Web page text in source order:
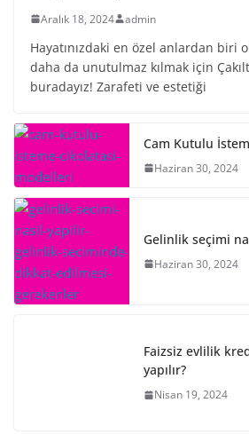
Aralık 18, 2024 admin
Hayatınızdaki en özel anlardan biri
daha da unutulmaz kılmak için
buradayız! Zarafeti ve estetiği
Cam Kutulu
Haziran 30, 2024
Gelinlik seçimi
Haziran 30, 2024
Faizsiz evlilik
yapılır?
Nisan 19, 2024